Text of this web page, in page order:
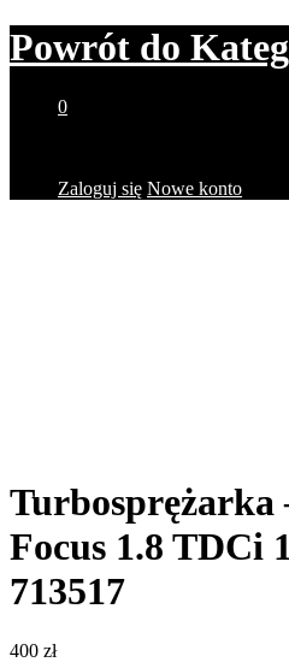
Powrót do
0
Zaloguj się Nowe konto
Focus 1.8 TDCi
713517
400 zł